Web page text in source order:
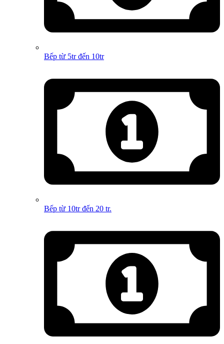
Bếp từ 5tr đến 10tr
Bếp từ 10tr đến 20 tr.